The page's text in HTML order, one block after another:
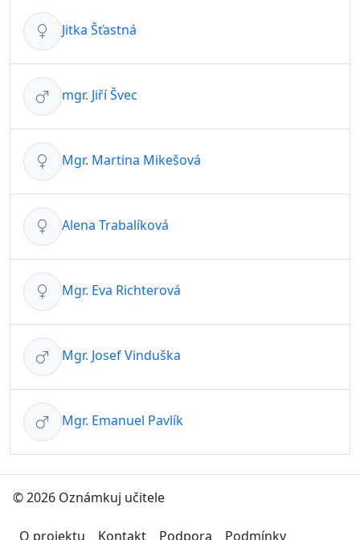
Jitka Šťastná
mgr. Jiří Švec
Mgr. Martina Mikešová
Alena Trabalíková
Mgr. Eva Richterová
Mgr. Josef Vinduška
Mgr. Emanuel Pavlík
© 2026 Oznámkuj učitele
O projektu Kontakt Podpora Podmínky